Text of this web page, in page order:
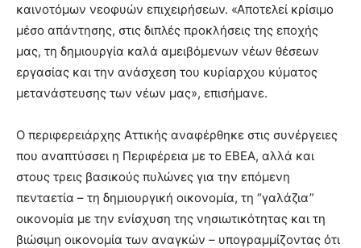
καινοτόμων νεοφυών επιχειρήσεων. «Αποτελεί κρίσιμο
μέσο απάντησης, στις διπλές προκλήσεις της εποχής
μας, τη δημιουργία καλά αμειβόμενων νέων θέσεων
εργασίας και την ανάσχεση του κυρίαρχου κύματος
μετανάστευσης των νέων μας», επισήμανε.
Ο περιφερειάρχης Αττικής αναφέρθηκε στις συνέργειες
που αναπτύσσει η Περιφέρεια με το ΕΒΕΑ, αλλά και
στους τρεις βασικούς πυλώνες για την επόμενη
πενταετία – τη δημιουργική οικονομία, τη “γαλάζια”
οικονομία με την ενίσχυση της νησιωτικότητας και τη
βιώσιμη οικονομία των αναγκών – υπογραμμίζοντας ότι